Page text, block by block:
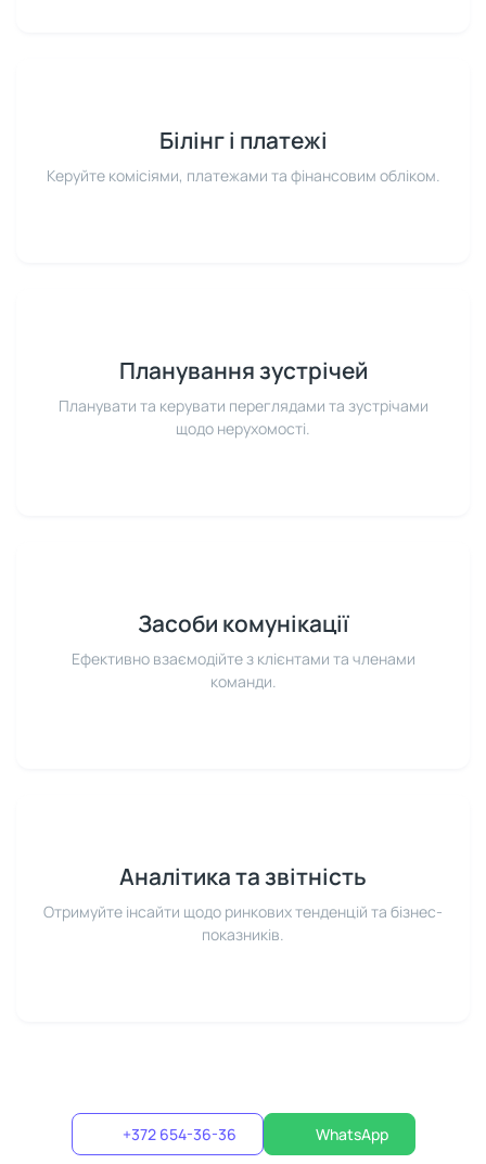
Білінг і платежі
Керуйте комісіями, платежами та фінансовим обліком.
Планування зустрічей
Планувати та керувати переглядами та зустрічами
щодо нерухомості.
Засоби комунікації
Ефективно взаємодійте з клієнтами та членами
команди.
Аналітика та звітність
Отримуйте інсайти щодо ринкових тенденцій та бізнес-
показників.
+372 654-36-36 WhatsApp